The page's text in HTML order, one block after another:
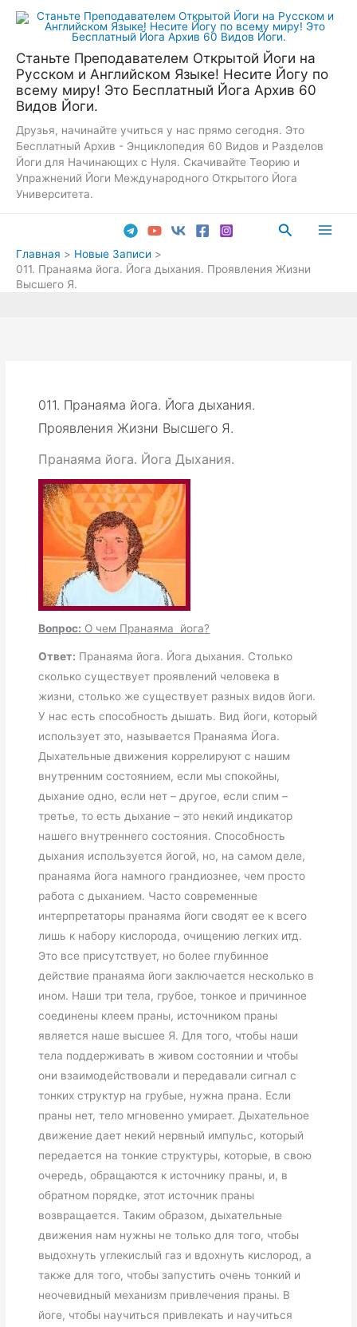
Перейти
Станьте Преподавателем Открытой Йоги на
Русском и Английском Языке! Несите Йогу по
всему миру! Это Бесплатный Йога Архив 60
Видов Йоги.
Друзья, начинайте учиться у нас прямо сегодня. Это
Бесплатный Архив - Энциклопедия 60 Видов и Разделов
Йоги для Начинающих с Нуля. Скачивайте Теорию и
Упражнений Йоги Международного Открытого Йога
Университета.
Поиск
Главная
Новые Записи
011. Пранаяма йога. Йога дыхания. Проявления Жизни
Высшего Я.
011. Пранаяма йога. Йога дыхания.
Проявления Жизни Высшего Я.
Пранаяма йога. Йога Дыхания.
Вопрос: О чем Пранаяма йога?
Ответ: Пранаяма йога. Йога дыхания. Столько
сколько существует проявлений человека в
жизни, столько же существует разных видов йоги.
У нас есть способность дышать. Вид йоги, который
использует это, называется Пранаяма Йога.
Дыхательные движения коррелируют с нашим
внутренним состоянием, если мы спокойны,
дыхание одно, если нет – другое, если спим –
третье, то есть дыхание – это некий индикатор
нашего внутреннего состояния. Способность
дыхания используется йогой, но, на самом деле,
пранаяма йога намного грандиознее, чем просто
работа с дыханием. Часто современные
интерпретаторы пранаяма йоги сводят ее к всего
лишь к набору кислорода, очищению легких итд.
Это все присутствует, но более глубинное
действие пранаяма йоги заключается несколько в
ином. Наши три тела, грубое, тонкое и причинное
соединены клеем праны, источником праны
является наше высшее Я. Для того, чтобы наши
тела поддерживать в живом состоянии и чтобы
они взаимодействовали и передавали сигнал с
тонких структур на грубые, нужна прана. Если
праны нет, тело мгновенно умирает. Дыхательное
движение дает некий нервный импульс, который
передается на тонкие структуры, которые, в свою
очередь, обращаются к источнику праны, и, в
обратном порядке, этот источник праны
возвращается. Таким образом, дыхательные
движения нам нужны не только для того, чтобы
выдохнуть углекислый газ и вдохнуть кислород, а
также для того, чтобы запустить очень тонкий и
неочевидный механизм привлечения праны. В
йоге, чтобы научиться привлекать и научиться